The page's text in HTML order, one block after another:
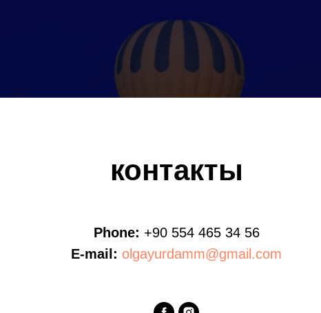
контакты
Phone: +90 554 465 34 56
E-mail: olgayurdamm@gmail.com